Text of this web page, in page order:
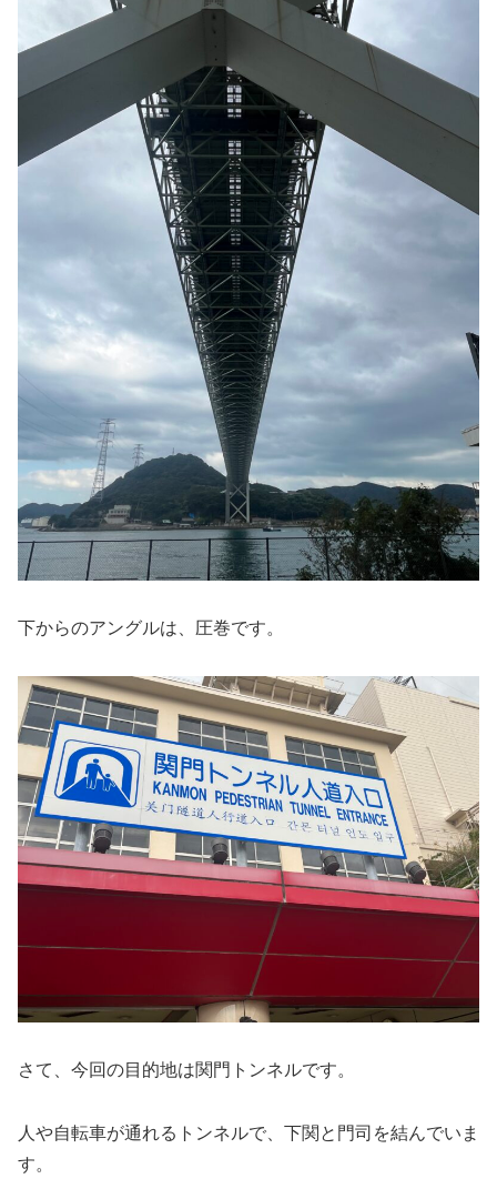
下からのアングルは、圧巻です。
さて、今回の目的地は関門トンネルです。
人や自転車が通れるトンネルで、下関と門司を結んでいま
す。